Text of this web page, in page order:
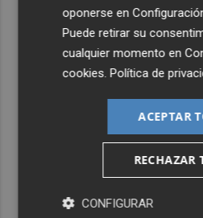
oponerse en
Puede retirar su
cualquier momento en
cookies .Política de
ACEPTAR
RECHAZAR
CONFIGURAR